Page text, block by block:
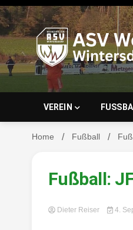
Skip
to
content
VEREIN
Home Fußball
Fußball:
Dieter Reiser 4.